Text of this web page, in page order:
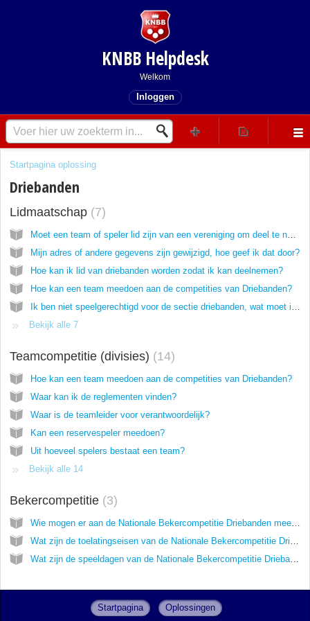
KNBB Helpdesk
Welkom
Inloggen
Startpagina oplossing
Driebanden
Lidmaatschap 7
Mijn adres of andere gegevens zijn gewijzigd, hoe geef ik dat door?
Hoe kan ik lid van driebanden worden zodat ik kan deelnemen?
Hoe kan een team meedoen aan de competities van Driebanden?
Bekijk alle 7
Teamcompetitie (divisies) 14
Hoe kan een team meedoen aan de competities van Driebanden?
Waar kan ik de reglementen vinden?
Waar is de teamleider voor verantwoordelijk?
Kan een reservespeler meedoen?
Uit hoeveel spelers bestaat een team?
Bekijk alle 14
Bekercompetitie 3
Startpagina Oplossingen